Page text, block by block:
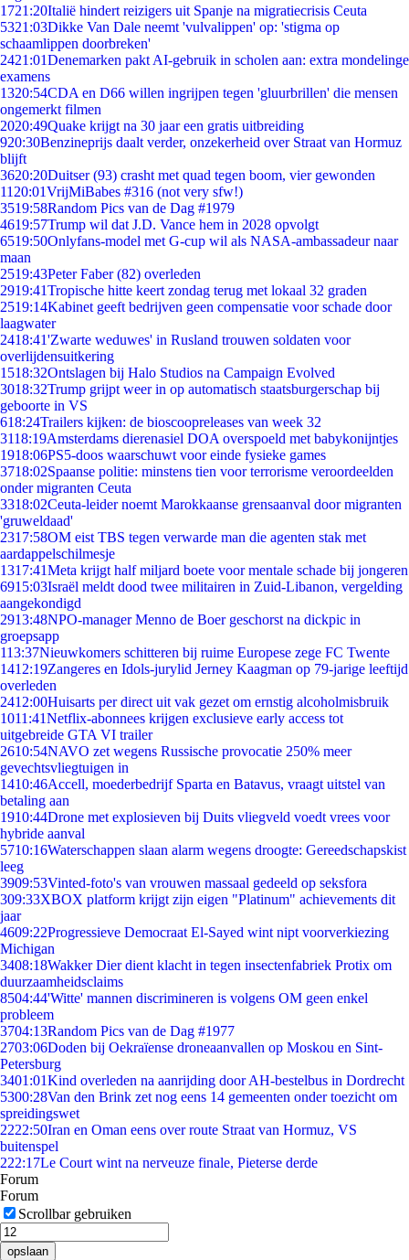
1721:20Italië hindert reizigers uit Spanje na migratiecrisis Ceuta
5321:03Dikke Van Dale neemt 'vulvalippen' op: 'stigma op
schaamlippen doorbreken'
2421:01Denemarken pakt AI-gebruik in scholen aan: extra mondelinge
examens
1320:54CDA en D66 willen ingrijpen tegen 'gluurbrillen' die mensen
ongemerkt filmen
2020:49Quake krijgt na 30 jaar een gratis uitbreiding
920:30Benzineprijs daalt verder, onzekerheid over Straat van Hormuz
blijft
3620:20Duitser (93) crasht met quad tegen boom, vier gewonden
11 20:01VrijMiBabes #316 (not very sfw!)
3519:58Random Pics van de Dag #1979
4619:57Trump wil dat J.D. Vance hem in 2028 opvolgt
6519:50Onlyfans-model met G-cup wil als NASA-ambassadeur naar
maan
2519:43Peter Faber (82) overleden
2919:41Tropische hitte keert zondag terug met lokaal 32 graden
2519:14Kabinet geeft bedrijven geen compensatie voor schade door
laagwater
2418:41'Zwarte weduwes' in Rusland trouwen soldaten voor
overlijdensuitkering
1518:32Ontslagen bij Halo Studios na Campaign Evolved
3018:32Trump grijpt weer in op automatisch staatsburgerschap bij
geboorte in VS
618:24Trailers kijken: de bioscoopreleases van week 32
3118:19Amsterdams dierenasiel DOA overspoeld met babykonijntjes
1918:06PS5-doos waarschuwt voor einde fysieke games
3718:02Spaanse politie: minstens tien voor terrorisme veroordeelden
onder migranten Ceuta
3318:02Ceuta-leider noemt Marokkaanse grensaanval door migranten
'gruweldaad'
2317:58OM eist TBS tegen verwarde man die agenten stak met
aardappelschilmesje
1317:41Meta krijgt half miljard boete voor mentale schade bij jongeren
6915:03Israël meldt dood twee militairen in Zuid-Libanon, vergelding
aangekondigd
2913:48NPO-manager Menno de Boer geschorst na dickpic in
groepsapp
113:37Nieuwkomers schitteren bij ruime Europese zege FC Twente
1412:19Zangeres en Idols-jurylid Jerney Kaagman op 79-jarige leeftijd
overleden
2412:00Huisarts per direct uit vak gezet om ernstig alcoholmisbruik
1011:41Netflix-abonnees krijgen exclusieve early access tot
uitgebreide GTA VI trailer
2610:54NAVO zet wegens Russische provocatie 250% meer
gevechtsvliegtuigen in
1410:46Accell, moederbedrijf Sparta en Batavus, vraagt uitstel van
betaling aan
1910:44Drone met explosieven bij Duits vliegveld voedt vrees voor
hybride aanval
5710:16Waterschappen slaan alarm wegens droogte: Gereedschapskist
leeg
3909:53Vinted-foto's van vrouwen massaal gedeeld op seksfora
309:33XBOX platform krijgt zijn eigen "Platinum" achievements dit
jaar
4609:22Progressieve Democraat El-Sayed wint nipt voorverkiezing
Michigan
3408:18Wakker Dier dient klacht in tegen insectenfabriek Protix om
duurzaamheidsclaims
8504:44'Witte' mannen discrimineren is volgens OM geen enkel
probleem
3704:13Random Pics van de Dag #1977
2703:06Doden bij Oekraïense droneaanvallen op Moskou en Sint-
Petersburg
3401:01Kind overleden na aanrijding door AH-bestelbus in Dordrecht
5300:28Van den Brink zet nog eens 14 gemeenten onder toezicht om
spreidingswet
2222:50Iran en Oman eens over route Straat van Hormuz, VS
buitenspel
222:17Le Court wint na nerveuze finale, Pieterse derde
Forum
Forum
Scrollbar gebruiken
opslaan